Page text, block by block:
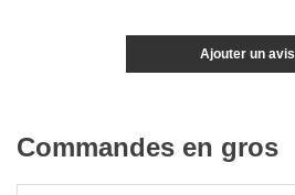
Ajouter un avis
Commandes en gros